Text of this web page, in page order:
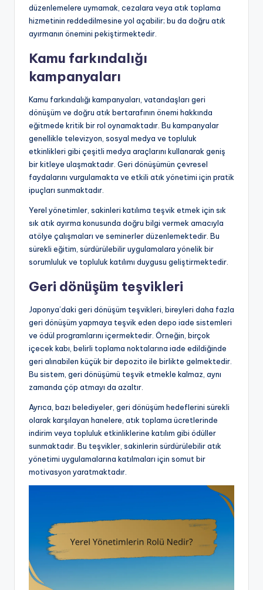
düzenlemelere uymamak, cezalara veya atık toplama
hizmetinin reddedilmesine yol açabilir; bu da doğru atık
ayırmanın önemini pekiştirmektedir.
Kamu farkındalığı
kampanyaları
Kamu farkındalığı kampanyaları, vatandaşları geri
dönüşüm ve doğru atık bertarafının önemi hakkında
eğitmede kritik bir rol oynamaktadır. Bu kampanyalar
genellikle televizyon, sosyal medya ve topluluk
etkinlikleri gibi çeşitli medya araçlarını kullanarak geniş
bir kitleye ulaşmaktadır. Geri dönüşümün çevresel
faydalarını vurgulamakta ve etkili atık yönetimi için pratik
ipuçları sunmaktadır.
Yerel yönetimler, sakinleri katılıma teşvik etmek için sık
sık atık ayırma konusunda doğru bilgi vermek amacıyla
atölye çalışmaları ve seminerler düzenlemektedir. Bu
sürekli eğitim, sürdürülebilir uygulamalara yönelik bir
sorumluluk ve topluluk katılımı duygusu geliştirmektedir.
Geri dönüşüm teşvikleri
Japonya’daki geri dönüşüm teşvikleri, bireyleri daha fazla
geri dönüşüm yapmaya teşvik eden depo iade sistemleri
ve ödül programlarını içermektedir. Örneğin, birçok
içecek kabı, belirli toplama noktalarına iade edildiğinde
geri alınabilen küçük bir depozito ile birlikte gelmektedir.
Bu sistem, geri dönüşümü teşvik etmekle kalmaz, aynı
zamanda çöp atmayı da azaltır.
Ayrıca, bazı belediyeler, geri dönüşüm hedeflerini sürekli
olarak karşılayan hanelere, atık toplama ücretlerinde
indirim veya topluluk etkinliklerine katılım gibi ödüller
sunmaktadır. Bu teşvikler, sakinlerin sürdürülebilir atık
yönetimi uygulamalarına katılmaları için somut bir
motivasyon yaratmaktadır.